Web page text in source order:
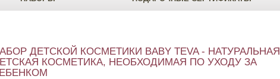
ДЕТСКОЙ КОСМЕТИКИ BABY TEVA - НАТУРАЛЬНАЯ
КОСМЕТИКА, НЕОБХОДИМАЯ ПО УХОДУ ЗА